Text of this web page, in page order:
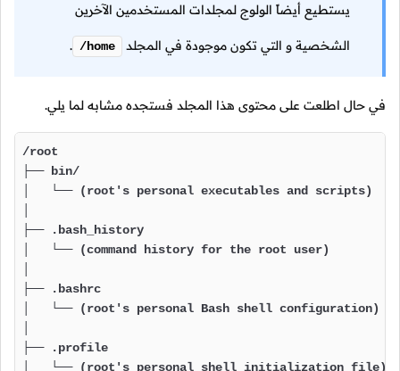
يستطيع أيضاً الولوج لمجلدات المستخدمين الآخرين
الشخصية و التي تكون موجودة في المجلد /home
.
في حال اطلعت على محتوى هذا المجلد فستجده مشابه لما يلي.
/root
├── bin/
│   └── (root's personal executables and scripts)
├── .bash_history
│   └── (command history for the root user)
├── .bashrc
│   └── (root's personal Bash shell configuration)
├── .profile
│   └── (root's personal shell initialization file)